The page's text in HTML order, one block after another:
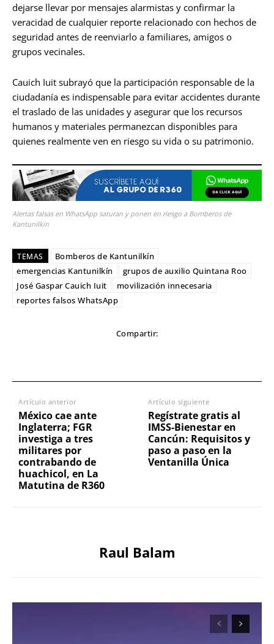
dejarse llevar por mensajes alarmistas y confirmar la
veracidad de cualquier reporte relacionado con hechos de
seguridad antes de reenviarlo a familiares, amigos o
grupos vecinales.
Cauich Iuit subrayó que la participación responsable de la
ciudadanía es indispensable para evitar accidentes durante
el traslado de las unidades y asegurar que los recursos
humanos y materiales permanezcan disponibles para
quienes realmente ven en riesgo su vida o su patrimonio.
Alertas falsas en WhatsApp saturan y ponen en riesgo a Bomberos de
Kantunilkín
TEMAS
Bomberos de Kantunilkín
emergencias Kantunilkín
grupos de auxilio Quintana Roo
José Gaspar Cauich Iuit
movilización innecesaria
reportes falsos WhatsApp
Compartir:
Artículo anterior
México cae ante
Inglaterra; FGR
investiga a tres
militares por
contrabando de
huachicol, en La
Matutina de R360
Artículo siguiente
Regístrate gratis al
IMSS-Bienestar en
Cancún: Requisitos y
paso a paso en la
Ventanilla Única
Raul Balam